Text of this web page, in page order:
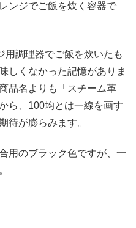
ンジでご飯を炊く容器で
用調理器でご飯を炊いたも
しくなかった記憶がありま
品名よりも「スチーム革
ら、100均とは一線を画す
待が膨らみます。
用のブラック色ですが、一